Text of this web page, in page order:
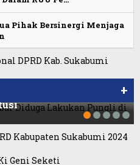
Pihak Bersinergi Menjaga
+
Kedua Tokoh…
Diduga Lakukan